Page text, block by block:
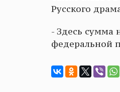
Русского
- Здесь сумма
федеральной